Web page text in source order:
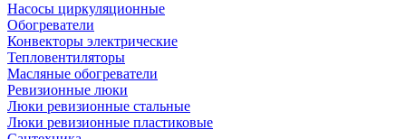
Насосы циркуляционные
Обогреватели
Конвекторы электрические
Тепловентиляторы
Масляные обогреватели
Ревизионные люки
Люки ревизионные стальные
Люки ревизионные пластиковые